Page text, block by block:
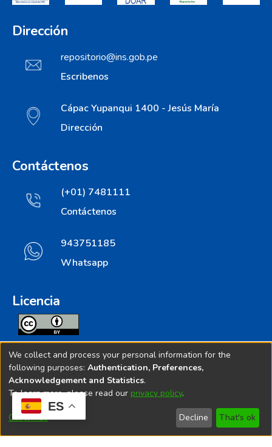
ES
Dirección
repositorio@ins.gob.pe
Escribenos
Cápac Yupanqui 1400 - Jesús María
Dirección
Contáctenos
(+01) 7481111
Contáctenos
943751185
Whatsapp
Licencia
Todos los contenidos de repositorio.ins.gob.pe estan
licenciados bajo
Creative Commoms License
© 2025. Instituto Nacional de Salud - Implementado por
We collect and process your personal information for the
following purposes: Authentication, Preferences,
Acknowledgement and Statistics.
To learn more, please read our privacy policy.
Customize Decline That's ok